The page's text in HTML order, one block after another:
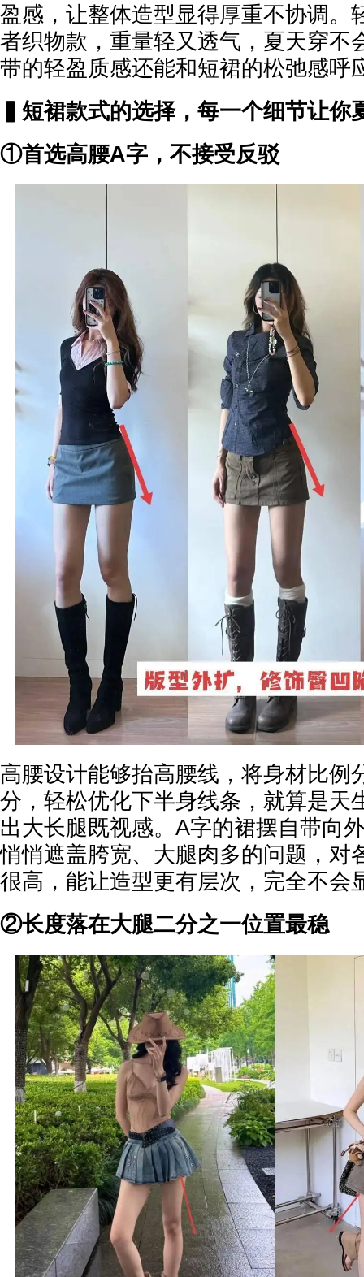
盈感，让整体造型显得厚重不协调。
者织物款，重量轻又透气，夏天穿不
带的轻盈质感还能和短裙的松弛感呼
▍短裙款式的选择，每一个细节让你
①首选高腰A字，不接受反驳
高腰设计能够抬高腰线，将身材比例
分，轻松优化下半身线条，就算是天
出大长腿既视感。A字的裙摆自带向
悄悄遮盖胯宽、大腿肉多的问题，对
很高，能让造型更有层次，完全不会
②长度落在大腿二分之一位置最稳